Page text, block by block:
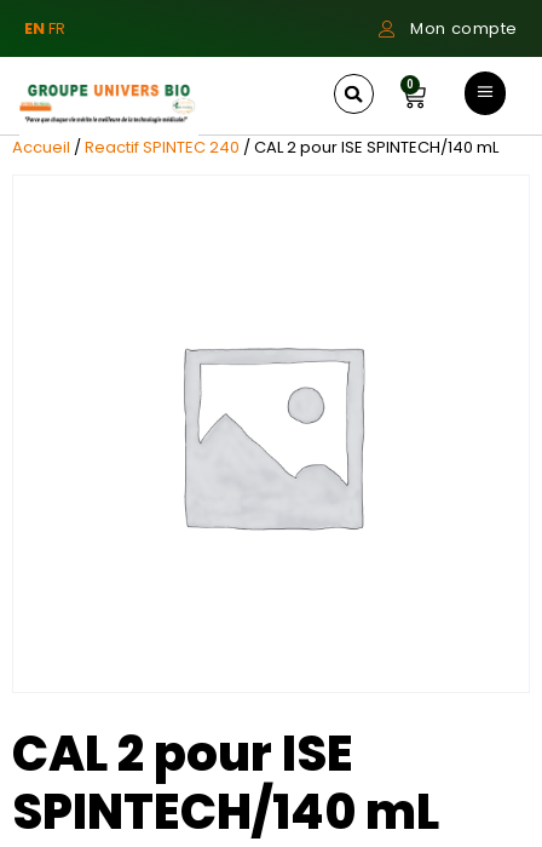
ENFR Mon compte
0
Accueil /Reactif SPINTEC 240 / CAL 2 pour ISE SPINTECH/140 mL
CAL 2 pour ISE
SPINTECH/140 mL